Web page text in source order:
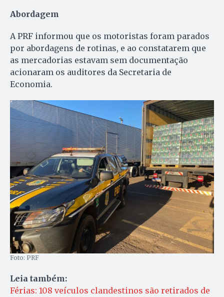
Abordagem
A PRF informou que os motoristas foram parados
por abordagens de rotinas, e ao constatarem que
as mercadorias estavam sem documentação
acionaram os auditores da Secretaria de
Economia.
Foto: PRF
Leia também:
Férias: 108 veículos clandestinos são retirados de